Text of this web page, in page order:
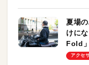
夏場
けに
Fold
却プ
アクセ